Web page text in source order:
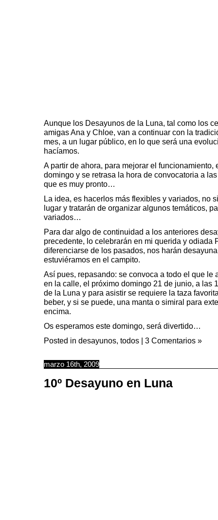
Aunque los Desayunos de la Luna, tal como los
amigas Ana y Chloe, van a continuar con la
mes, a un lugar público, en lo que será una
hacíamos.
A partir de ahora, para mejorar el
domingo y se retrasa la hora de convocatoria a
que es muy pronto…
La idea, es hacerlos más flexibles y variados, no
lugar y tratarán de organizar algunos temáticos,
variados…
Para dar algo de continuidad a los anteriores
precedente, lo celebrarán en mi querida y odiada
diferenciarse de los pasados, nos harán
estuviéramos en el campito.
Así pues, repasando: se convoca a todo el que le
en la calle, el próximo domingo 21 de junio, a las
de la Luna y para asistir se requiere la taza
beber, y si se puede, una manta o simiral para
encima.
Os esperamos este domingo, será divertido…
Posted in desayunos, todos | 3 Comentarios »
marzo 16th, 2009
10º Desayuno en Luna